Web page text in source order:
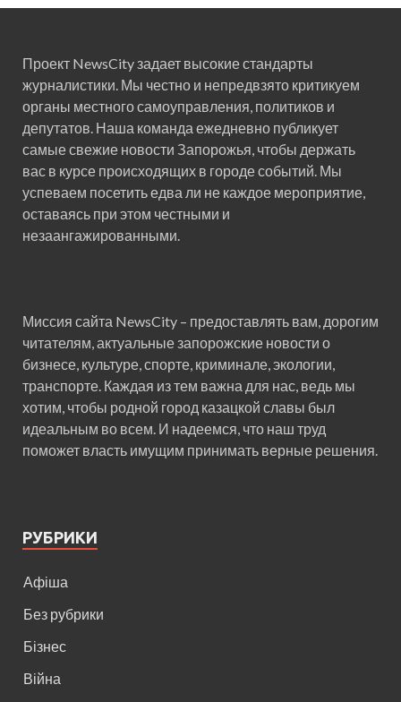
Проект NewsCity задает высокие стандарты
журналистики. Мы честно и непредвзято критикуем
органы местного самоуправления, политиков и
депутатов. Наша команда ежедневно публикует
самые свежие новости Запорожья, чтобы держать
вас в курсе происходящих в городе событий. Мы
успеваем посетить едва ли не каждое мероприятие,
оставаясь при этом честными и
незаангажированными.
Миссия сайта NewsCity – предоставлять вам, дорогим
читателям, актуальные запорожские новости о
бизнесе, культуре, спорте, криминале, экологии,
транспорте. Каждая из тем важна для нас, ведь мы
хотим, чтобы родной город казацкой славы был
идеальным во всем. И надеемся, что наш труд
поможет власть имущим принимать верные решения.
РУБРИКИ
Афіша
Без рубрики
Бізнес
Війна